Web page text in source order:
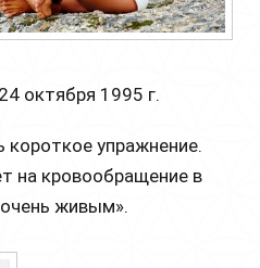
октября 1995 г.
короткое упражнение.
на кровообращение в
живым».